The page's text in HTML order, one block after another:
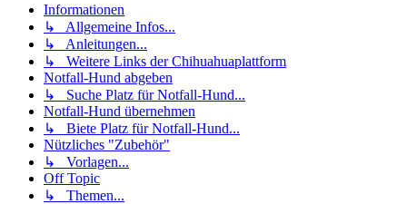
Informationen
↳ Allgemeine Infos...
↳ Anleitungen...
↳ Weitere Links der Chihuahuaplattform
Notfall-Hund abgeben
↳ Suche Platz für Notfall-Hund...
Notfall-Hund übernehmen
↳ Biete Platz für Notfall-Hund...
Nützliches "Zubehör"
↳ Vorlagen...
Off Topic
↳ Themen...